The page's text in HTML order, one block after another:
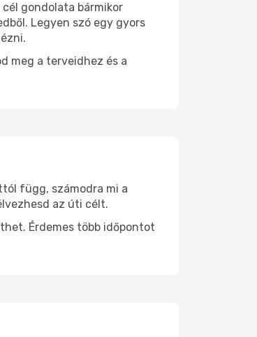
gondolata bármikor
Legyen szó egy gyors
meg a terveidhez és a
függ, számodra mi a
az úti célt.
Érdemes több időpontot